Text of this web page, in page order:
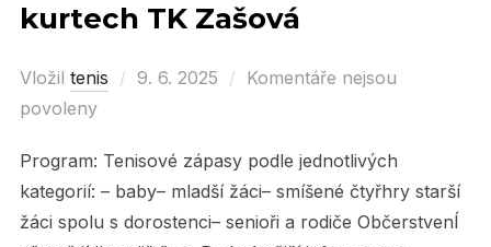
kurtech TK Zašová
Vložil tenis
Posted
9. 6. 2025
Komentáře nejsou
povoleny
Program: Tenisové zápasy podle jednotlivých
kategorií: – baby– mladší žáci– smíšené čtyřhry starší
žáci spolu s dorostenci– senioři a rodiče ObčerstvenÍ